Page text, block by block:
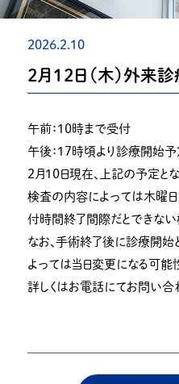
2026.2.10
２月１２日（木）外
午前：１０時まで受付
午後：１７時頃より診療開始
２月１０日現在、上記の予定と
検査の内容によっては木曜
付時間終了間際だとできない
なお、手術終了後に診療開始
よっては当日変更になる可能
詳しくはお電話にてお問い合